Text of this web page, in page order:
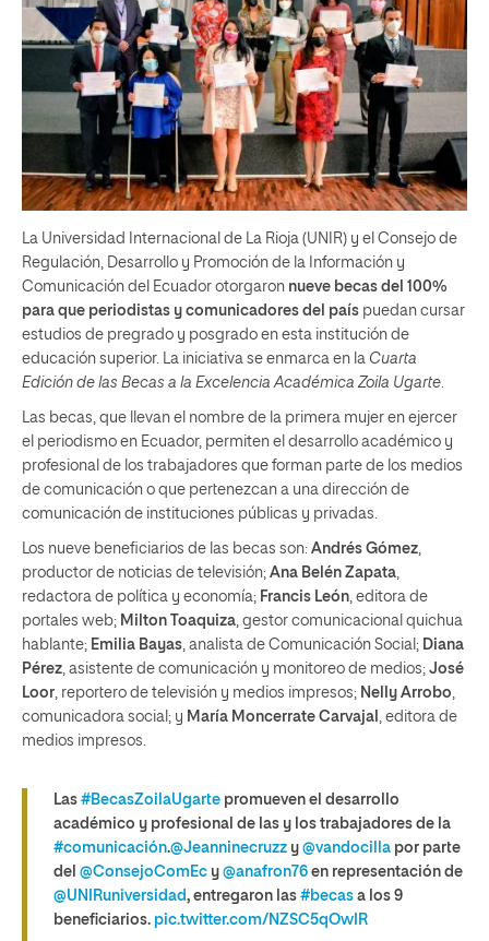
La Universidad Internacional de La Rioja (UNIR) y el Consejo de
Regulación, Desarrollo y Promoción de la Información y
Comunicación del Ecuador otorgaron nueve becas del 100%
para que periodistas y comunicadores del país puedan cursar
estudios de pregrado y posgrado en esta institución de
educación superior. La iniciativa se enmarca en la Cuarta
Edición de las Becas a la Excelencia Académica Zoila Ugarte.
Las becas, que llevan el nombre de la primera mujer en ejercer
el periodismo en Ecuador, permiten el desarrollo académico y
profesional de los trabajadores que forman parte de los medios
de comunicación o que pertenezcan a una dirección de
comunicación de instituciones públicas y privadas.
Los nueve beneficiarios de las becas son: Andrés Gómez,
productor de noticias de televisión; Ana Belén Zapata,
redactora de política y economía; Francis León, editora de
portales web; Milton Toaquiza, gestor comunicacional quichua
hablante; Emilia Bayas, analista de Comunicación Social; Diana
Pérez, asistente de comunicación y monitoreo de medios; José
Loor, reportero de televisión y medios impresos; Nelly Arrobo,
comunicadora social; y María Moncerrate Carvajal , editora de
medios impresos.
Las #BecasZoilaUgarte promueven el desarrollo
académico y profesional de las y los trabajadores de la
#comunicación.@Jeanninecruzz y @vandocilla por parte
del @ConsejoComEc y @anafron76 en representación de
@UNIRuniversidad, entregaron las #becas a los 9
beneficiarios. pic.twitter.com/NZSC5qOwIR